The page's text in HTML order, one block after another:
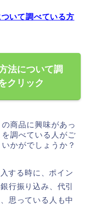
いて調べている方
法について調
クリック
商品に興味があっ
調べている人がご
かがでしょうか？
する時に、ポイン
行振り込み、代引
思っている人も中